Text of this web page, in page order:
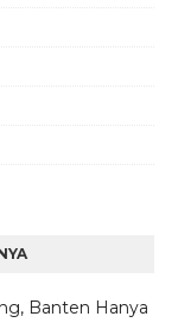
Banten Hanya